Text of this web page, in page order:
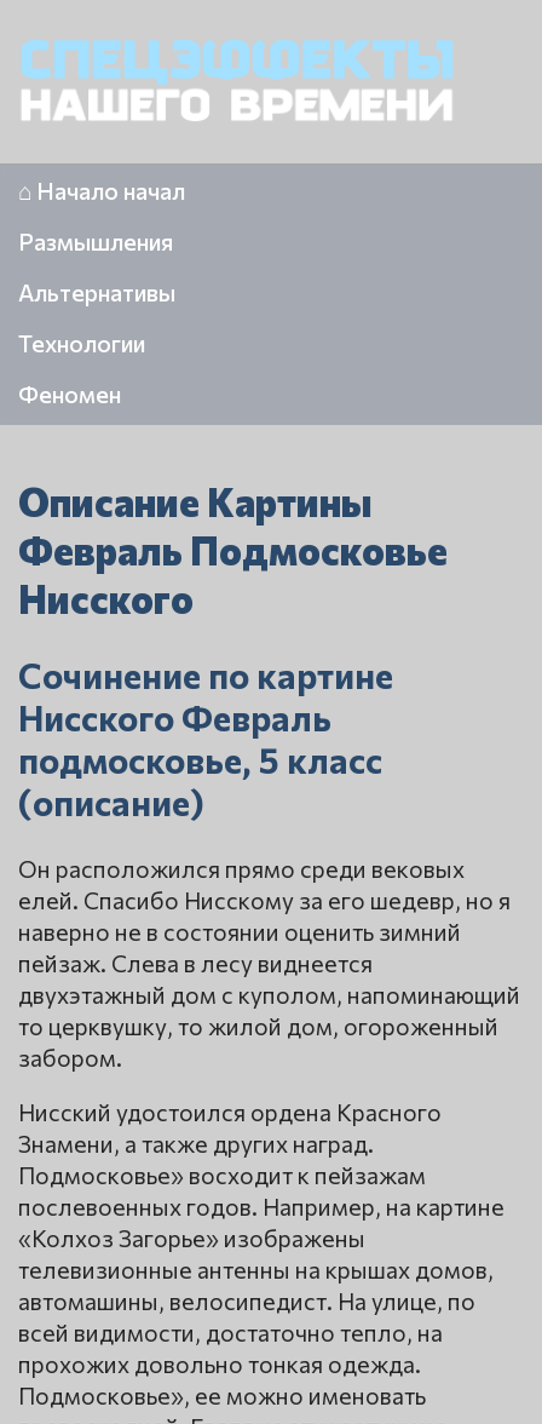
⌂ Начало начал
Размышления
Альтернативы
Технологии
Феномен
Описание Картины
Февраль Подмосковье
Нисского
Сочинение по картине
Нисского Февраль
подмосковье, 5 класс
(описание)
Он расположился прямо среди вековых
елей. Спасибо Нисскому за его шедевр, но я
наверно не в состоянии оценить зимний
пейзаж. Слева в лесу виднеется
двухэтажный дом с куполом, напоминающий
то церквушку, то жилой дом, огороженный
забором.
Нисский удостоился ордена Красного
Знамени, а также других наград.
Подмосковье» восходит к пейзажам
послевоенных годов. Например, на картине
«Колхоз Загорье» изображены
телевизионные антенны на крышах домов,
автомашины, велосипедист. На улице, по
всей видимости, достаточно тепло, на
прохожих довольно тонкая одежда.
Подмосковье», ее можно именовать